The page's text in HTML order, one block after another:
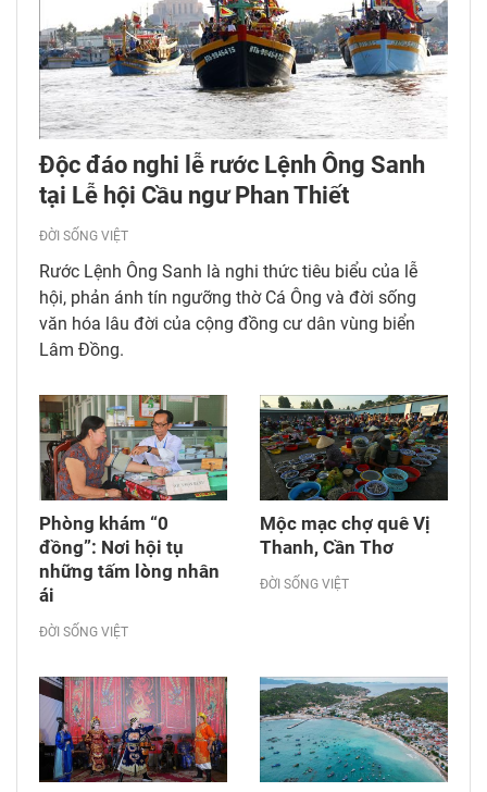
Độc đáo nghi lễ rước Lệnh Ông Sanh
tại Lễ hội Cầu ngư Phan Thiết
ĐỜI SỐNG VIỆT
Rước Lệnh Ông Sanh là nghi thức tiêu biểu của lễ
hội, phản ánh tín ngưỡng thờ Cá Ông và đời sống
văn hóa lâu đời của cộng đồng cư dân vùng biển
Lâm Đồng.
Phòng khám “0
đồng”: Nơi hội tụ
những tấm lòng nhân
ái
ĐỜI SỐNG VIỆT
Mộc mạc chợ quê Vị
Thanh, Cần Thơ
ĐỜI SỐNG VIỆT